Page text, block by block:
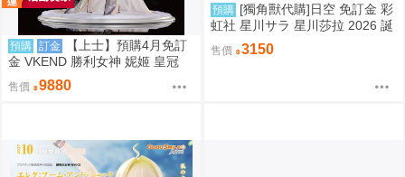
預購 訂金
【上士】預購4月免訂
金 VKEND 勝利女神 妮姬 皇冠
榮耀之花 1/4 附特典 1025
售價 9880
預購 [獨角獸代購]日空 免訂金 彩
虹社 星川サラ 星川莎拉 2026 誕
生日記念 套組 にじさんじ 預購
售價 3150